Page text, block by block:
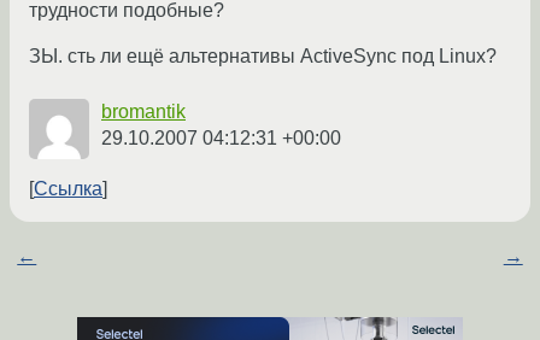
трудности подобные?
ЗЫ. сть ли ещё альтернативы ActiveSync под Linux?
bromantik
29.10.2007 04:12:31 +00:00
Ссылка
← →